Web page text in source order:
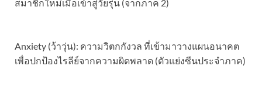
สมาชิกใหม่เมื่อเข้าสู่วัยรุ่น (จากภาค 2)
Anxiety (ว้าวุ่น): ความวิตกกังวล ที่เข้ามาวางแผนอนาคต
เพื่อปกป้องไรลีย์จากความผิดพลาด (ตัวแย่งซีนประจำภาค)